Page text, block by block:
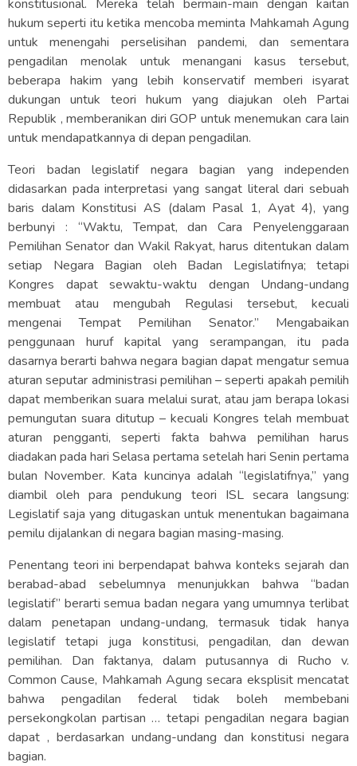
konstitusional. Mereka telah bermain-main dengan kaitan
hukum seperti itu ketika mencoba meminta Mahkamah Agung
untuk menengahi perselisihan pandemi, dan sementara
pengadilan menolak untuk menangani kasus tersebut,
beberapa hakim yang lebih konservatif memberi isyarat
dukungan untuk teori hukum yang diajukan oleh Partai
Republik , memberanikan diri GOP untuk menemukan cara lain
untuk mendapatkannya di depan pengadilan.
Teori badan legislatif negara bagian yang independen
didasarkan pada interpretasi yang sangat literal dari sebuah
baris dalam Konstitusi AS (dalam Pasal 1, Ayat 4), yang
berbunyi : “Waktu, Tempat, dan Cara Penyelenggaraan
Pemilihan Senator dan Wakil Rakyat, harus ditentukan dalam
setiap Negara Bagian oleh Badan Legislatifnya; tetapi
Kongres dapat sewaktu-waktu dengan Undang-undang
membuat atau mengubah Regulasi tersebut, kecuali
mengenai Tempat Pemilihan Senator.” Mengabaikan
penggunaan huruf kapital yang serampangan, itu pada
dasarnya berarti bahwa negara bagian dapat mengatur semua
aturan seputar administrasi pemilihan – seperti apakah pemilih
dapat memberikan suara melalui surat, atau jam berapa lokasi
pemungutan suara ditutup – kecuali Kongres telah membuat
aturan pengganti, seperti fakta bahwa pemilihan harus
diadakan pada hari Selasa pertama setelah hari Senin pertama
bulan November. Kata kuncinya adalah “legislatifnya,” yang
diambil oleh para pendukung teori ISL secara langsung:
Legislatif saja yang ditugaskan untuk menentukan bagaimana
pemilu dijalankan di negara bagian masing-masing.
Penentang teori ini berpendapat bahwa konteks sejarah dan
berabad-abad sebelumnya menunjukkan bahwa “badan
legislatif” berarti semua badan negara yang umumnya terlibat
dalam penetapan undang-undang, termasuk tidak hanya
legislatif tetapi juga konstitusi, pengadilan, dan dewan
pemilihan. Dan faktanya, dalam putusannya di Rucho v.
Common Cause, Mahkamah Agung secara eksplisit mencatat
bahwa pengadilan federal tidak boleh membebani
persekongkolan partisan … tetapi pengadilan negara bagian
dapat , berdasarkan undang-undang dan konstitusi negara
bagian.